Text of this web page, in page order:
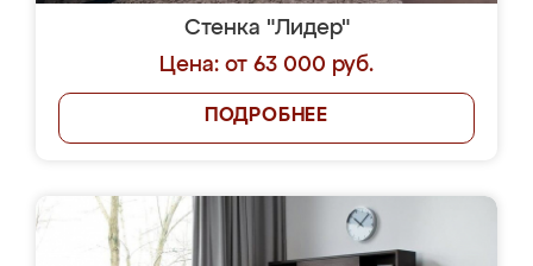
Стенка "Лидер"
Цена: от 63 000 руб.
ПОДРОБНЕЕ